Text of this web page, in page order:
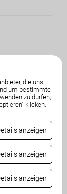
die uns
um bestimmte
zu dürfen,
klicken,
anzeigen
anzeigen
anzeigen
ZURÜCK